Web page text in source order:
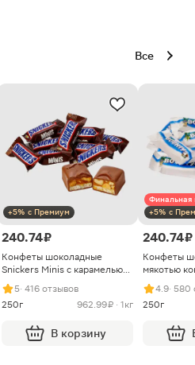
Все
+5% с Премиум
240.74 ₽
Конфеты шоколадные
Snickers Minis с карамелью
арахисом и нугой
5· 416 отзывов
250г
962.99 ₽ · 1кг
В корзину
Финальная
+5% с
240.74 ₽
Конфеты
мякотью
4.9· 580
250г